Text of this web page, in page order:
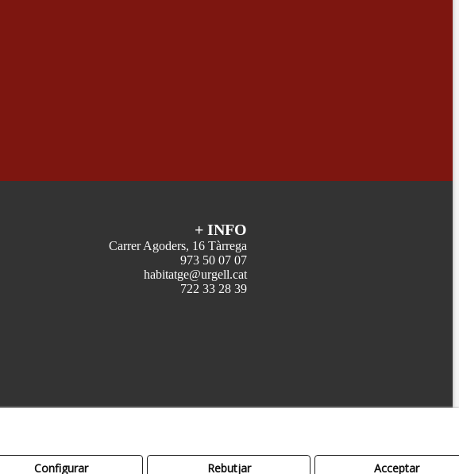
+ INFO
Carrer Agoders, 16 Tàrrega
973 50 07 07
habitatge@urgell.cat
722 33 28 39
Configurar Rebutjar Acceptar